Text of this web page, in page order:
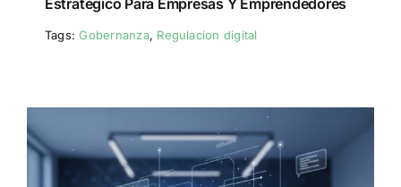
Tags:Gobernanza, Regulacion digital